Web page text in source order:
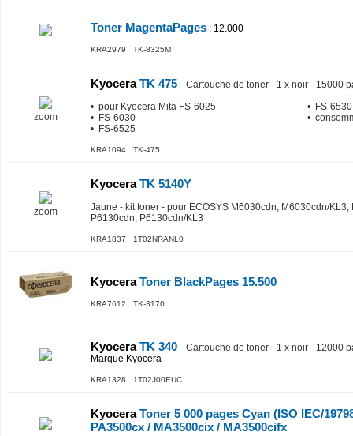
Toner MagentaPages : 12.000
KRA2979 TK-8325M
zoom
KyoceraTK 475 - Cartouche de toner - 1 x noir - 15000
• pour Kyocera Mita FS-6025
• FS-6030
• FS-6525
• FS-6530
•
KRA1094 TK-475
zoom
KyoceraTK 5140Y
Jaune - kit toner - pour ECOSYS M6030cdn, M6030cdn/
P6130cdn, P6130cdn/KL3
KRA1837 1T02NRANL0
KyoceraToner BlackPages 15.500
KRA7612 TK-3170
KyoceraTK 340 - Cartouche de toner - 1 x noir - 12000
Marque Kyocera
KRA1328 1T02J00EUC
KyoceraToner 5 000 pages Cyan (ISO IEC/
PA3500cx / MA3500cix / MA3500cifx